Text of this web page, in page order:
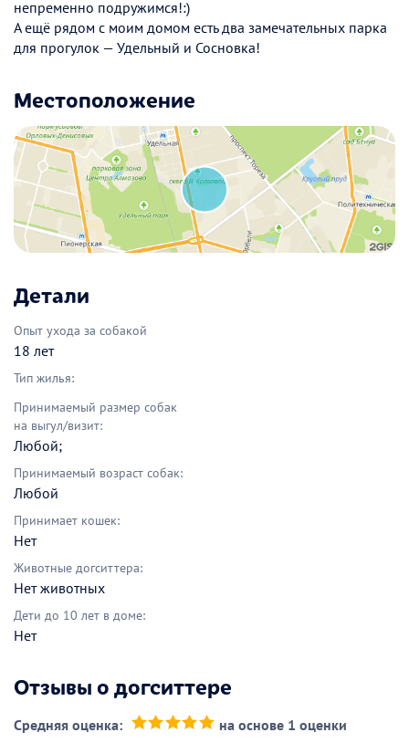
непременно подружимся!:)
А ещё рядом с моим домом есть два замечательных парка
для прогулок — Удельный и Сосновка!
Местоположение
Детали
Опыт ухода за собакой
18 лет
Тип жилья:
Принимаемый размер собак
на выгул/визит:
Любой;
Принимаемый возраст собак:
Любой
Принимает кошек:
Нет
Животные догситтера:
Нет животных
Дети до 10 лет в доме:
Нет
Отзывы о догситтере
Средняя оценка: на основе 1 оценки